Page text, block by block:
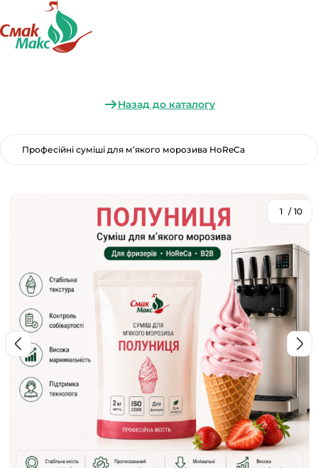
Назад до каталогу
Професійні суміші для м’якого морозива HoReCa
1 / 10